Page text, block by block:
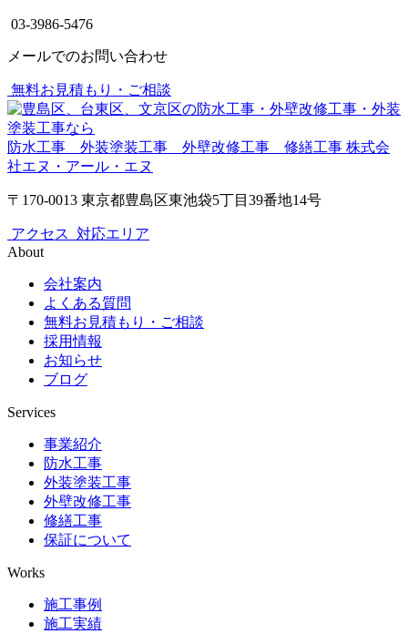
03-3986-5476
メールでのお問い合わせ
無料お見積もり・ご相談
防水工事 外装塗装工事 外壁改修工事 修繕工事 株式会
社エヌ・アール・エヌ
〒170-0013 東京都豊島区東池袋5丁目39番地14号
アクセス 対応エリア
About
会社案内
よくある質問
無料お見積もり・ご相談
採用情報
お知らせ
ブログ
Services
事業紹介
防水工事
外装塗装工事
外壁改修工事
修繕工事
保証について
Works
施工事例
施工実績